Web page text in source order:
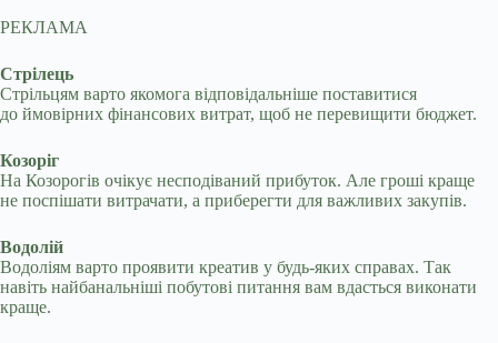
РЕКЛАМА
Стрілець
Стрільцям варто якомога відповідальніше поставитися
до ймовірних фінансових витрат, щоб не перевищити бюджет.
Козоріг
На Козорогів очікує несподіваний прибуток. Але гроші краще
не поспішати витрачати, а приберегти для важливих закупів.
Водолій
Водоліям варто проявити креатив у будь-яких справах. Так
навіть найбанальніші побутові питання вам вдасться виконати
краще.